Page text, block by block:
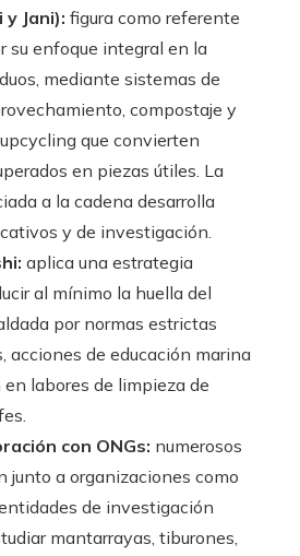
y Jani): figura como referente
su enfoque integral en la
mediante sistemas de
compostaje y
que convierten
en piezas útiles. La
a la cadena desarrolla
y de investigación.
aplica una estrategia
al mínimo la huella del
por normas estrictas
acciones de educación marina
labores de limpieza de
con ONGs: numerosos
junto a organizaciones como
de investigación
mantarrayas, tiburones,